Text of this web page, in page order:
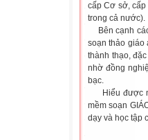
cấp Cơ sở, cấp
trong cả nước).
Bên cạnh các
soạn thảo giáo
thành thạo,
nhờ đồng
bạc.
Hiểu được
mềm soạn
dạy và học tập